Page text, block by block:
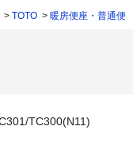
TOTO 暖房便座・普通便